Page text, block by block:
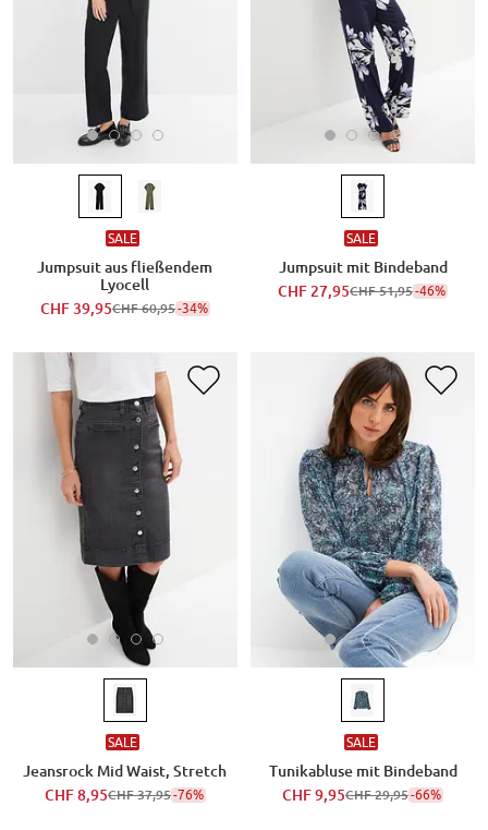
SALE
Jumpsuit aus fließendem
Lyocell
CHF 39,95CHF 60,95-34%
SALE
Jumpsuit mit Bindeband
CHF 27,95CHF 51,95-46%
SALE
Jeansrock Mid Waist, Stretch
CHF 8,95CHF 37,95-76%
SALE
Tunikabluse mit Bindeband
CHF 9,95CHF 29,95-66%